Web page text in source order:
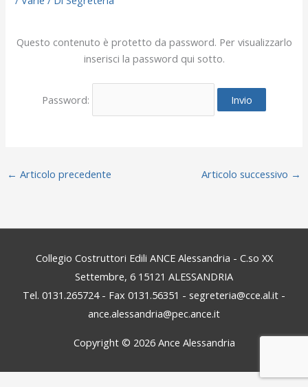
Questo contenuto è protetto da password. Per visualizzarlo
inserisci la password qui sotto.
Password:
← Articolo precedente Articolo successivo →
Collegio Costruttori Edili ANCE Alessandria - C.so XX
Settembre, 6 15121 ALESSANDRIA
Tel. 0131.265724 - Fax 0131.56351 - segreteria@cce.al.it -
ance.alessandria@pec.ance.it
Copyright © 2026 Ance Alessandria